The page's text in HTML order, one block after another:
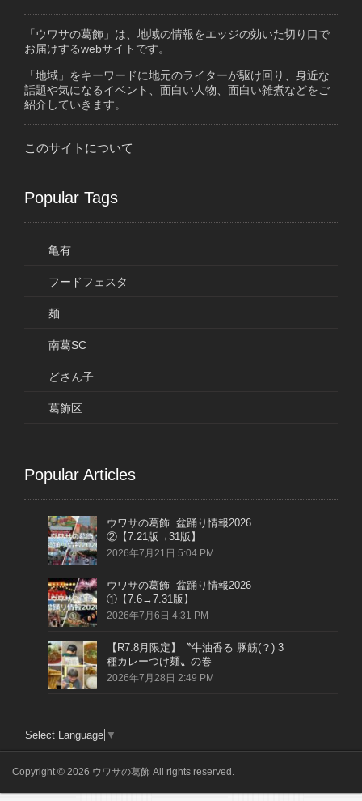
「ウワサの葛飾」は、地域の情報をエッジの効いた切り口で
お届けするwebサイトです。
「地域」をキーワードに地元のライターが駆け回り、身近な
話題や気になるイベント、面白い人物、面白い雑煮などをご
紹介していきます。
このサイトについて
Popular Tags
亀有
フードフェスタ
麺
南葛SC
どさん子
葛飾区
Popular Articles
ウワサの葛飾 盆踊り情報2026
②【7.21版→31版】
2026年7月21日 5:04 PM
ウワサの葛飾 盆踊り情報2026
①【7.6→7.31版】
2026年7月6日 4:31 PM
【R7.8月限定】〝牛油香る 豚筋(？) 3
種カレーつけ麺〟の巻
2026年7月28日 2:49 PM
Select Language ▼
Copyright © 2026 ウワサの葛飾 All rights reserved.